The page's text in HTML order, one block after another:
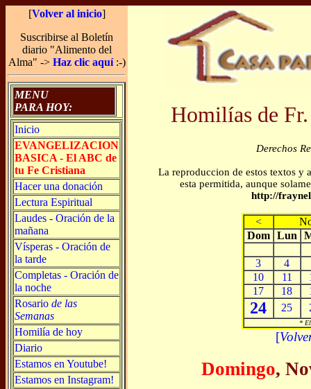
[Volver al inicio]
Suscribirse al Boletín
diario "Alimento del
Alma" -> Haz clic aquí:-)
MENU
PARA HOY:
Inicio
EVANGELIZACION
BASICA - El ABC de
tu Fe Cristiana
Hacer una donación
Lectura Espiritual
Laudes - Oración de la
mañana
Vísperas - Oración de
la tarde
Completas - Oración de
la noche
Rosario de las
Semanas
Homilía de hoy
Diario
Estamos en Youtube!
Estamos en Instagram!
Homilías de
Derechos
La reproduccion de estos textos y
esta permitida, aunque
http://
<
Dom Lun
3
4
10
11
17
18
24 25
*
[
Domingo,